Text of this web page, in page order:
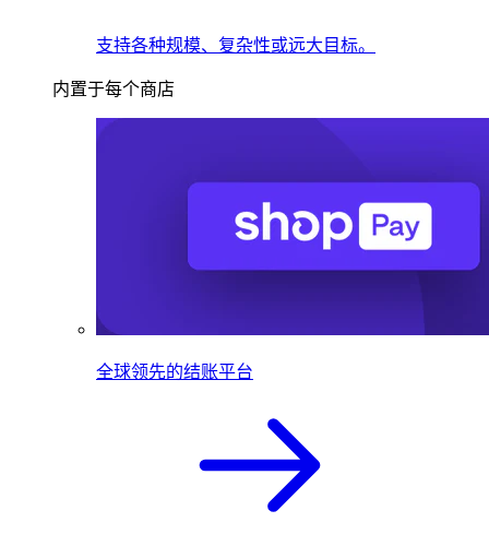
支持各种规模、复杂性或远大目标。
内置于每个商店
全球领先的结账平台